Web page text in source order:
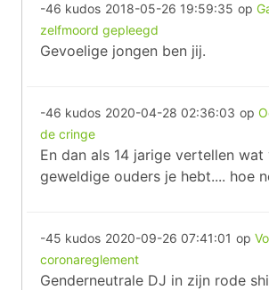
-46 kudos 2018-05-26 19:59:35 op
zelfmoord gepleegd
Gevoelige jongen ben jij.
-46 kudos 2020-04-28 02:36:03 op
de cringe
En dan als 14 jarige vertellen wat
geweldige ouders je hebt.... hoe
-45 kudos 2020-09-26 07:41:01 op
coronareglement
Genderneutrale DJ in zijn rode